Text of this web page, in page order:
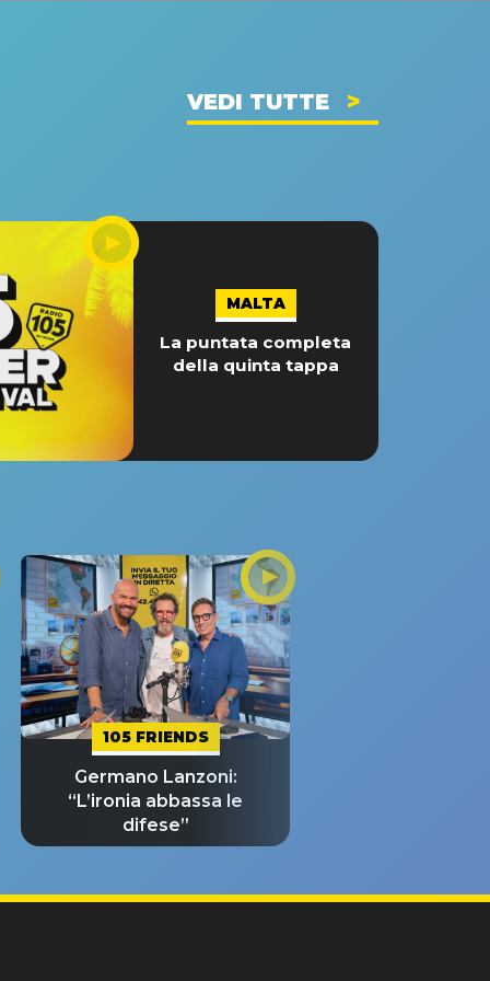
VEDI TUTTE
MALTA
La puntata completa
della quinta tappa
105 FRIENDS
Germano Lanzoni:
“L’ironia abbassa le
difese”